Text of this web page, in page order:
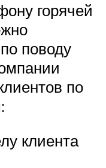
горячей
поводу
по
клиента